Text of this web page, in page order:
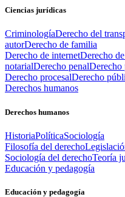
Ciencias jurídicas
CriminologíaDerecho del
autorDerecho de familia
Derecho de internetDerecho
notarialDerecho penalDerecho
Derecho procesalDerecho
Derechos humanos
Derechos humanos
HistoriaPolíticaSociología
Filosofía del derecho
Sociología del derechoTeoría
Educación y pedagogía
Educación y pedagogía